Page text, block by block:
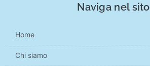
Naviga nel sito
Home
Chi siamo